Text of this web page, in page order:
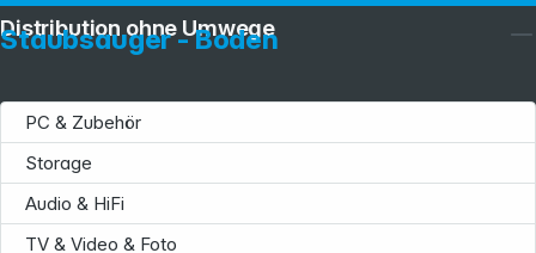
Staubsauger - Boden
PC & Zubehör
Storage
Audio & HiFi
TV & Video & Foto
Distribution ohne Umwege